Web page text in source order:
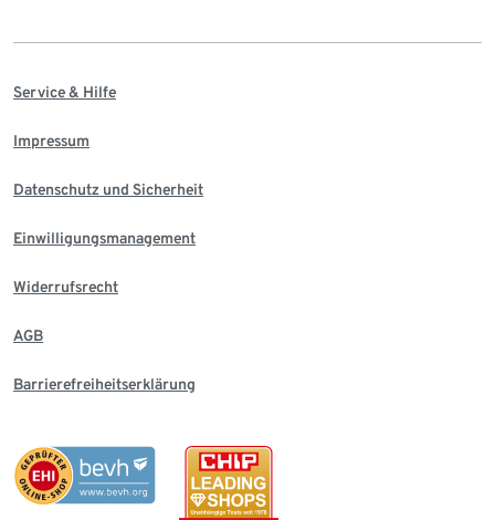
Service & Hilfe
Impressum
Datenschutz und Sicherheit
Einwilligungsmanagement
Widerrufsrecht
AGB
Barrierefreiheitserklärung